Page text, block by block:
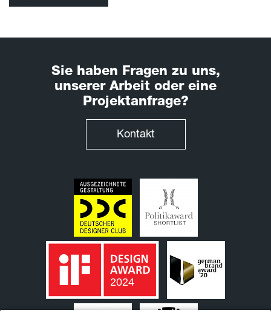
Sie haben Fragen zu uns,
unserer Arbeit oder eine
Projektanfrage?
Kontakt